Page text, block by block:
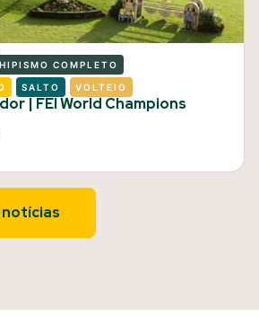
HIPISMO COMPLETO
SALTO VOLTEIO
| FEI World Champions